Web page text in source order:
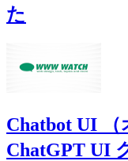
た
Chatbot UI
ChatGPT UI